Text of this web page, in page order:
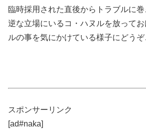
臨時採用された直後からトラブルに
逆な立場にいるコ・ハヌルを放って
ルの事を気にかけている様子にどうぞ
スポンサーリンク
[ad#naka]